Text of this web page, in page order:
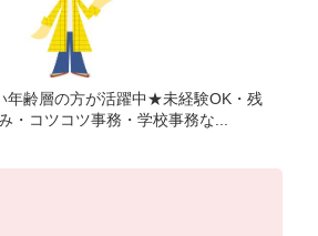
年齢層の方が活躍中★未経験OK・残
・コツコツ事務・学校事務な...